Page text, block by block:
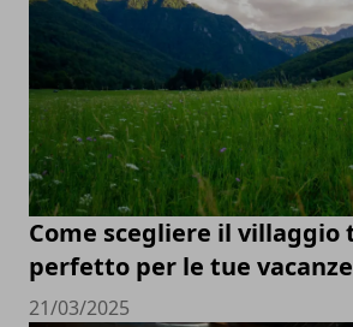
Come scegliere il villaggio
perfetto per le tue vacanze
21/03/2025